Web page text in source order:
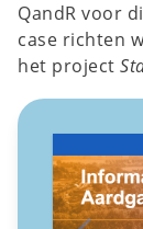
QandR voor
case richten
het project